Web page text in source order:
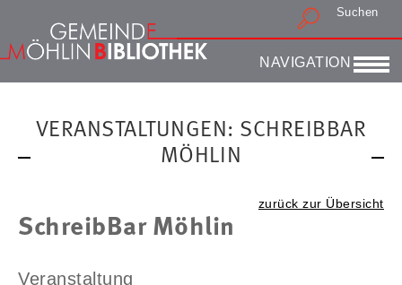
Druckansicht
Suchen
NAVIGATION
VERANSTALTUNGEN: SCHREIBBAR
MÖHLIN
zurück zur Übersicht
SchreibBar Möhlin
Veranstaltung